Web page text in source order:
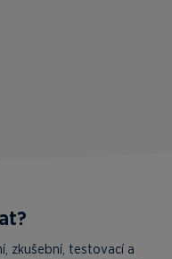
zkušební, testovací a